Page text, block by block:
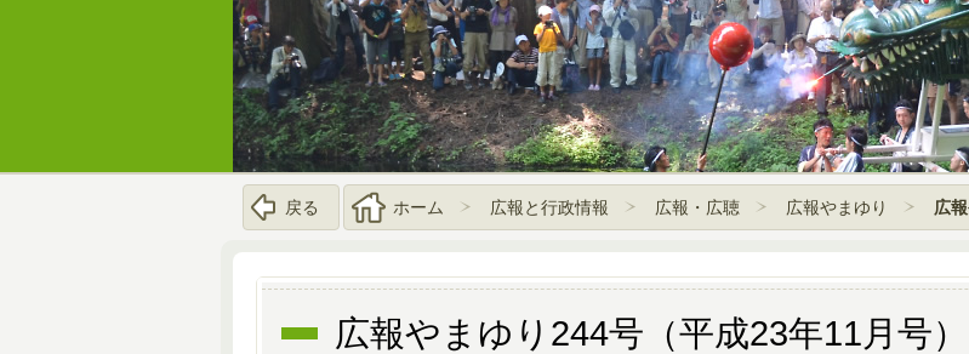
戻る ホーム 広報と行政情報 広報・広聴 広報やまゆり 広
広報やまゆり244号（平成23年11月号）